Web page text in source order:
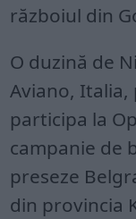
războiul din
O duzină de
Aviano,
participa la
campanie de
preseze
din provincia